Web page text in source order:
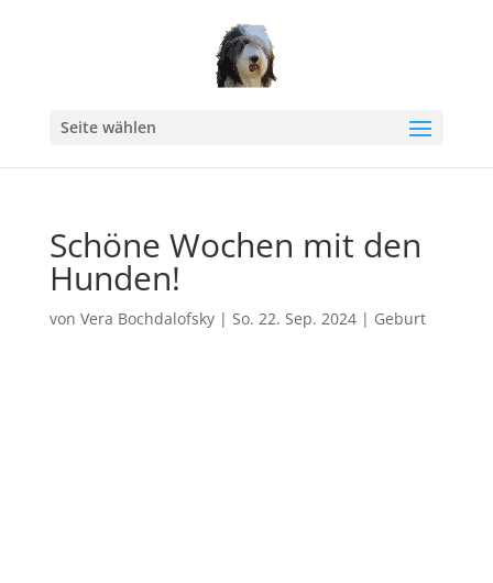
Seite wählen
Schöne Wochen mit den
Hunden!
von Vera Bochdalofsky| So. 22. Sep. 2024| Geburt